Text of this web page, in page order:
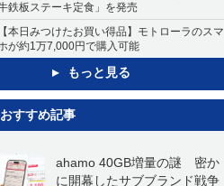
鉄板ステーキ定食」を発売
本日みつけたお買い得品】モトローラのスマ
が約1万7,000円で購入可能
もっと見る
おすすめ記事
ahamo 40GB増量の謎 密か
に開幕したサブブランド戦争